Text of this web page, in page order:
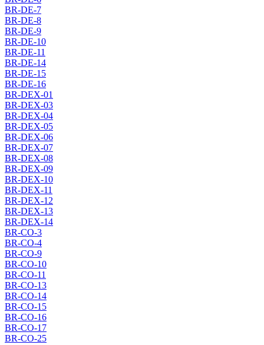
BR-DE-7
BR-DE-8
BR-DE-9
BR-DE-10
BR-DE-11
BR-DE-14
BR-DE-15
BR-DE-16
BR-DEX-01
BR-DEX-03
BR-DEX-04
BR-DEX-05
BR-DEX-06
BR-DEX-07
BR-DEX-08
BR-DEX-09
BR-DEX-10
BR-DEX-11
BR-DEX-12
BR-DEX-13
BR-DEX-14
BR-CO-3
BR-CO-4
BR-CO-9
BR-CO-10
BR-CO-11
BR-CO-13
BR-CO-14
BR-CO-15
BR-CO-16
BR-CO-17
BR-CO-25